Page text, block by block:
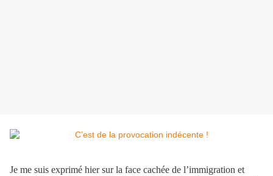
Je me suis exprimé hier sur la face cachée de l’immigration et